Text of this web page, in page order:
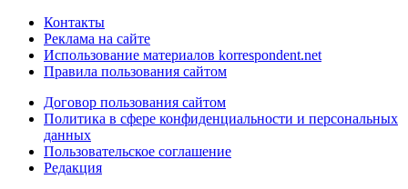
Контакты
Реклама на сайте
Использование материалов korrespondent.net
Правила пользования сайтом
Договор пользования сайтом
Политика в сфере конфиденциальности и персональных
данных
Пользовательское соглашение
Редакция